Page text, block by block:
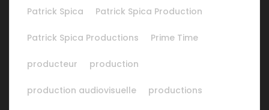
Patrick Spica Patrick Spica Production
Patrick Spica Productions Prime Time
producteur production
production audiovisuelle productions